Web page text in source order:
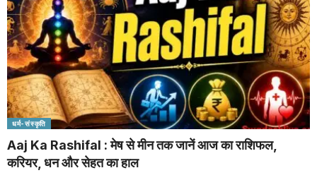
धर्म-संस्कृति
Aaj Ka Rashifal : मेष से मीन तक जानें आज का राशिफल,
करियर, धन और सेहत का हाल